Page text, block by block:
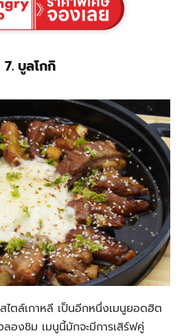
7. บูลโกกิ
ตล์เกาหลี เป็นอีกหนึ่งเมนูยอดฮิต
องชิม เมนูนี้มักจะมีการเสิร์ฟคู่